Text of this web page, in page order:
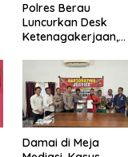
Polres Berau
Luncurkan Desk
Ketenagakerjaan,
Didorong Tuntas
Lewat Mediasi
Damai di Meja